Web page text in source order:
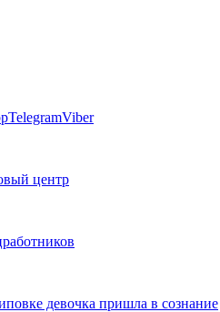
TelegramViber
центр
девочка пришла в сознание